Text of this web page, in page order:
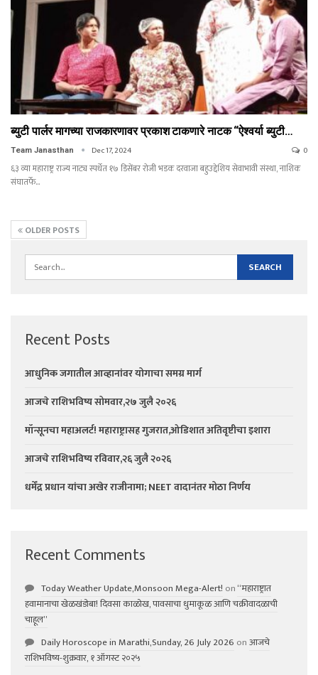
ब्युटी पार्लर मागच्या राजकारणावर प्रकाश टाकणारे नाटक “ऐश्वर्या ब्युटी…
Team Janasthan Dec 17, 2024 0
६३ व्या महाराष्ट्र राज्य नाट्य स्पर्धेत १७ डिसेंबर रोजी भडक दरवाजा बहुउद्देशिय सेवाभावी संस्था, नाशिक
संघातर्फे…
OLDER POSTS
Recent Posts
आधुनिक जगातील आव्हानांवर योगाचा समग्र मार्ग
आजचे राशिभविष्य सोमवार,२७ जुलै २०२६
मॉन्सूनचा महाअलर्ट! महाराष्ट्रासह गुजरात,ओडिशात अतिवृष्टीचा इशारा
आजचे राशिभविष्य रविवार,२६ जुलै २०२६
धर्मेंद्र प्रधान यांचा अखेर राजीनामा; NEET वादानंतर मोठा निर्णय
Recent Comments
Today Weather Update,Monsoon Mega-Alert! on“महाराष्ट्रात
हवामानाचा खेळखंडोबा! दिवसा काळोख, पावसाचा धुमाकूळ आणि चक्रीवादळाची
चाहूल”
Daily Horoscope in Marathi,Sunday, 26 July 2026 onआजचे
राशिभविष्य-शुक्रवार, १ ऑगस्ट २०२५